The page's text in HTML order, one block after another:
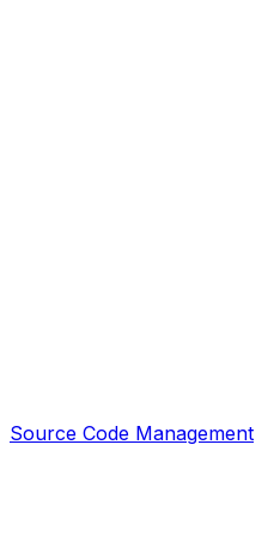
Source Code Management